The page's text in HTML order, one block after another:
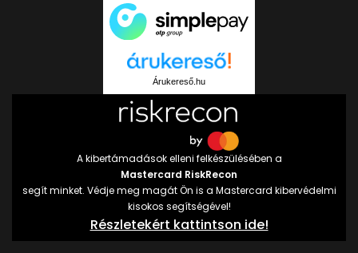
Árukereső.hu
A kibertámadások elleni felkészülésében a
Mastercard RiskRecon
segít minket. Védje meg magát Ön is a Mastercard kibervédelmi
kisokos segítségével!
Részletekért kattintson ide!